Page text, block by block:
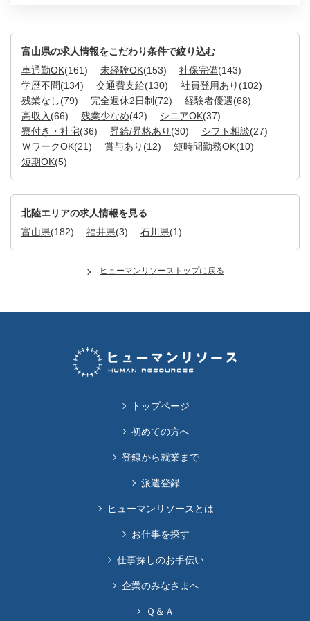
富山県の求人情報をこだわり条件で絞り込む
車通勤OK(161) 未経験OK(153) 社保完備(143)
学歴不問(134) 交通費支給(130) 社員登用あり (102)
残業なし(79) 完全週休2日制 (72) 経験者優遇(68)
高収入 (66) 残業少なめ(42) シニアOK(37)
寮付き・社宅(36) 昇給/昇格あり (30) シフト相談(27)
ＷワークOK(21) 賞与あり (12) 短時間勤務OK(10)
短期OK(5)
北陸エリアの求人情報を見る
富山県(182) 福井県(3) 石川県(1)
ヒューマンリソーストップに戻る
トップページ
初めての方へ
登録から就業まで
派遣登録
ヒューマンリソースとは
お仕事を探す
仕事探しのお手伝い
企業のみなさまへ
Ｑ＆Ａ